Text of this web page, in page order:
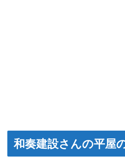
和奏建設さんの平屋